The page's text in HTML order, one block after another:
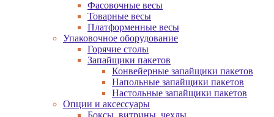
Фасовочные весы
Товарные весы
Платформенные весы
Упаковочное оборудование
Горячие столы
Запайщики пакетов
Конвейерные запайщики пакетов
Напольные запайщики пакетов
Настольные запайщики пакетов
Опции и аксессуары
Боксы, витрины, чехлы